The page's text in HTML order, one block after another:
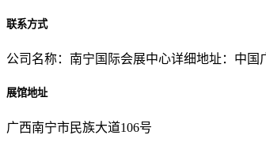
联系方式
公司名称：南宁国际会展中心详细地址：中国
展馆地址
广西南宁市民族大道106号